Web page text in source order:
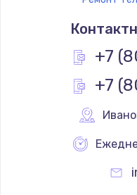
Не
+7
+7